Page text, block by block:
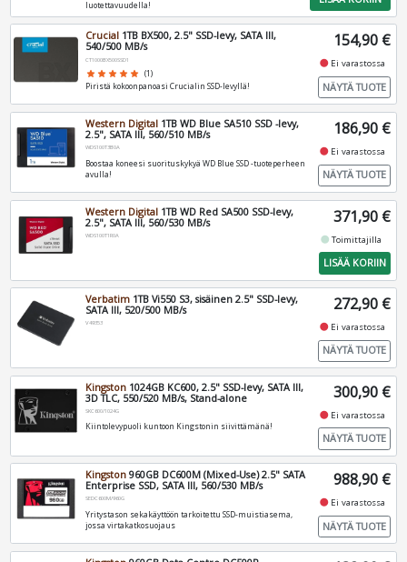
luotettavuudella!
Crucial 1TB BX500, 2.5" SSD-levy, SATA III,
540/500 MB/s
CT1000BX500SSD1
star star star star star (1)
Piristä kokoonpanoasi Crucialin SSD-levyllä!
154,90 €
fiber_manual_record Ei varastossa
NÄYTÄ TUOTE
Western Digital 1TB WD Blue SA510 SSD -levy,
2.5", SATA III, 560/510 MB/s
WDS100T3B0A
Boostaa koneesi suorituskykyä WD Blue SSD -tuoteperheen
avulla!
186,90 €
fiber_manual_record Ei varastossa
NÄYTÄ TUOTE
Western Digital 1TB WD Red SA500 SSD-levy,
2.5", SATA III, 560/530 MB/s
WDS100T1R0A
371,90 €
fiber_manual_recordToimittajilla
LISÄÄ KORIIN
Verbatim 1TB Vi550 S3, sisäinen 2.5" SSD-levy,
SATA III, 520/500 MB/s
V49353
272,90 €
fiber_manual_record Ei varastossa
NÄYTÄ TUOTE
Kingston 1024GB KC600, 2.5" SSD-levy, SATA III,
3D TLC, 550/520 MB/s, Stand-alone
SKC600/1024G
Kiintolevypuoli kuntoon Kingstonin siivittämänä!
300,90 €
fiber_manual_record Ei varastossa
NÄYTÄ TUOTE
Kingston 960GB DC600M (Mixed-Use) 2.5" SATA
Enterprise SSD, SATA III, 560/530 MB/s
SEDC600M/960G
Yritystason sekakäyttöön tarkoitettu SSD-muistiasema,
jossa virtakatkosuojaus
988,90 €
fiber_manual_record Ei varastossa
NÄYTÄ TUOTE